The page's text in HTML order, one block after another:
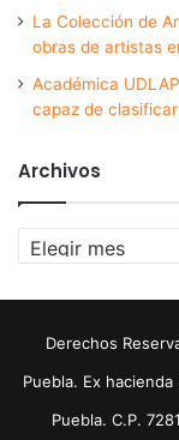
La Colección de
obras de artistas
Académica
capaz de
Archivos
Archivos
Derechos
Puebla. Ex
Puebla. C.P.